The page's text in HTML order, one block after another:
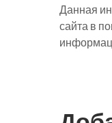
Данная
сайта в